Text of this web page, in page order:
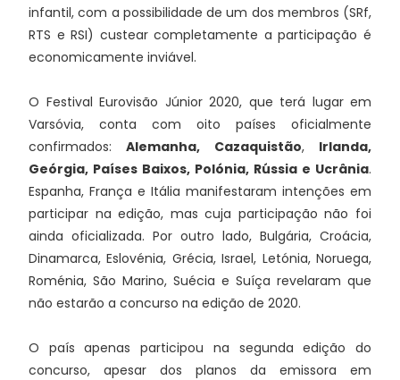
infantil, com a possibilidade de um dos membros (SRf,
RTS e RSI) custear completamente a participação é
economicamente inviável.
O Festival Eurovisão Júnior 2020, que terá lugar em
Varsóvia, conta com oito países oficialmente
confirmados:Alemanha, Cazaquistão, Irlanda,
Geórgia, Países Baixos, Polónia, Rússia e Ucrânia.
Espanha, França e Itália manifestaram intenções em
participar na edição, mas cuja participação não foi
ainda oficializada. Por outro lado, Bulgária, Croácia,
Dinamarca, Eslovénia, Grécia, Israel, Letónia, Noruega,
Roménia, São Marino, Suécia e Suíça revelaram que
não estarão a concurso na edição de 2020.
O país apenas participou na segunda edição do
concurso, apesar dos planos da emissora em